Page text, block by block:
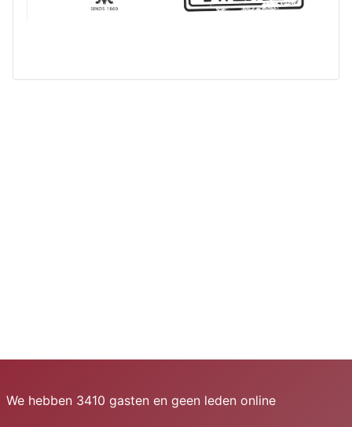
We hebben 3410 gasten en geen leden online